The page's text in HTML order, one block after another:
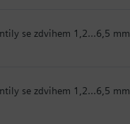
se zdvihem 1,2...6,5 mm
se zdvihem 1,2...6,5 mm